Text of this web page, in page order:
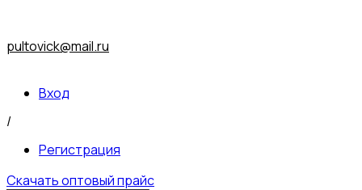
pultovick@mail.ru
Вход
/
Регистрация
Скачать оптовый прайс